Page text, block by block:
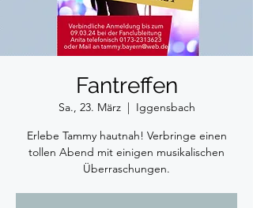
Fantreffen
Sa., 23. März
  |
Iggensbach
Erlebe Tammy hautnah! Verbringe einen
tollen Abend mit einigen musikalischen
Überraschungen.